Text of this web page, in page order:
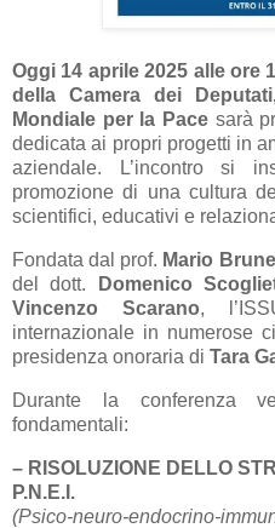
Oggi 14 aprile 2025 alle ore
della Camera dei Deputati
Mondiale per la Pacesarà
dedicata ai propri progetti in
aziendale. L’incontro si
promozione di una cultura
scientifici, educativi e
Fondata dal prof. Mario
del dott.
Domenico
Vincenzo Scarano,
internazionale in numerose
presidenza onoraria di Tara
Durante la conferenza
fondamentali:
– RISOLUZIONE DELLO
P.N.E.I.
(Psico-neuro-endocrino-